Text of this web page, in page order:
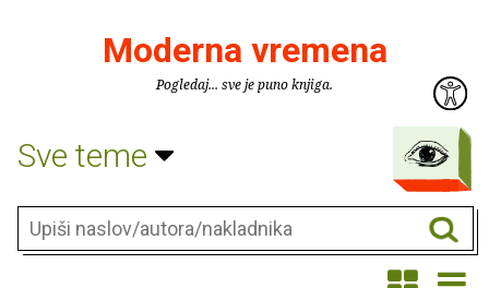
Moderna vremena
Pogledaj... sve je puno knjiga.
Sve teme